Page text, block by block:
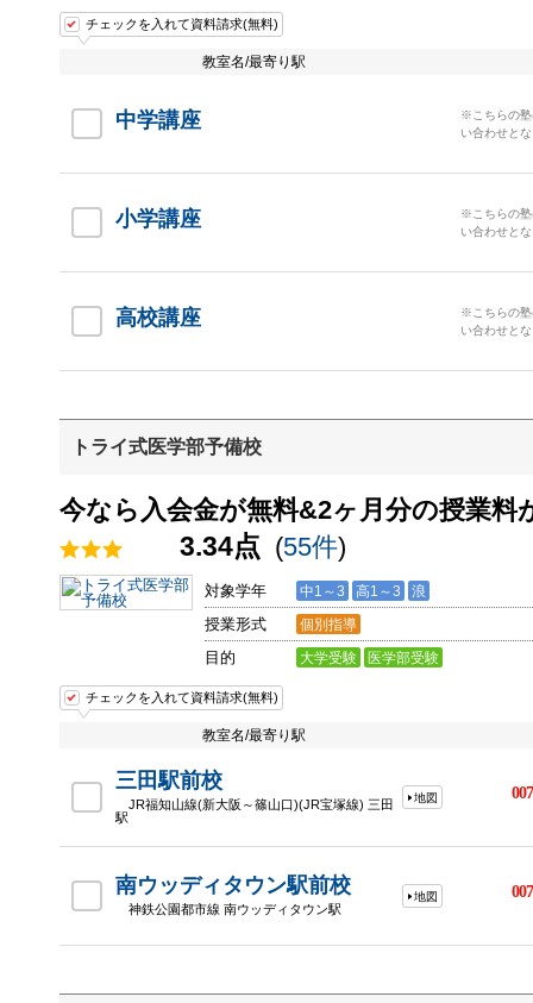
チェックを入れて資料請求(無料)
教室名/最寄り駅
中学講座
※こちらの塾
い合わせと
小学講座
※こちらの塾
い合わせと
高校講座
※こちらの塾
い合わせと
トライ式医学部予備校
今なら入会金が無料&2ヶ月分の授業料
3.34点 (55件)
対象学年 中1～3 高1～3 浪
授業形式 個別指導
目的 大学受験 医学部受験
チェックを入れて資料請求(無料)
教室名/最寄り駅
三田駅前校
JR福知山線(新大阪～篠山口)(JR宝塚線) 三田
駅
地図
南ウッディタウン駅前校
神鉄公園都市線 南ウッディタウン駅
地図